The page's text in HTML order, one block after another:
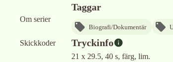
Om serier
Skickkoder
Taggar
Biografi/Dokumentär
Tryckinfo
21 x 29.5, 40 s, färg, lim.